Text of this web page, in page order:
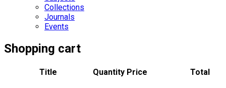
Collections
Journals
Events
Shopping cart
Title Quantity Price Total